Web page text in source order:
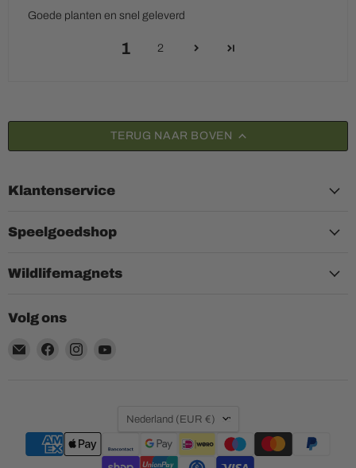
Goede planten en snel geleverd
1 2
TERUG NAAR BOVEN
Klantenservice
Speelgoedshop
Wildlifemagnets
Volg ons
Email
Vind
Vind
Land
Nederland (EUR €)